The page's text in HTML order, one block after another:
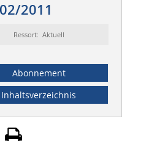
2011
Ressort: Aktuell
Abonnement
Inhaltsverzeichnis